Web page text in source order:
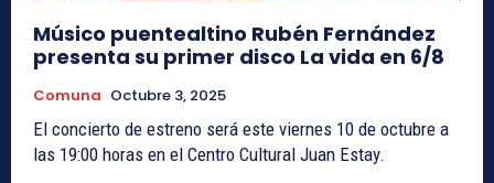
Músico puentealtino Rubén Fernández
presenta su primer disco La vida en 6/8
Comuna Octubre 3, 2025
El concierto de estreno será este viernes 10 de octubre a
las 19:00 horas en el Centro Cultural Juan Estay.